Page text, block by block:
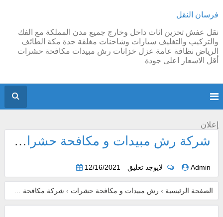
فرسان النقل
نقل عفش تخزين اثاث داخل وخارج جميع مدن المملكة مع الفك
والتركيب والتغليف سيارات وشاحنات مغلقة جدة مكة الطائف
الرياض نظافة عامة عزل خزانات رش مبيدات مكافحة حشرات
أقل الاسعار اعلى جودة
إعلان
شركة رش مبيدات و مكافحة حشرات بجدة
Admin لايوجد تعليق 12/16/2021
الصفحة الرئيسية › رش مبيدات و مكافحة حشرات › شركة مكافحة حشرات